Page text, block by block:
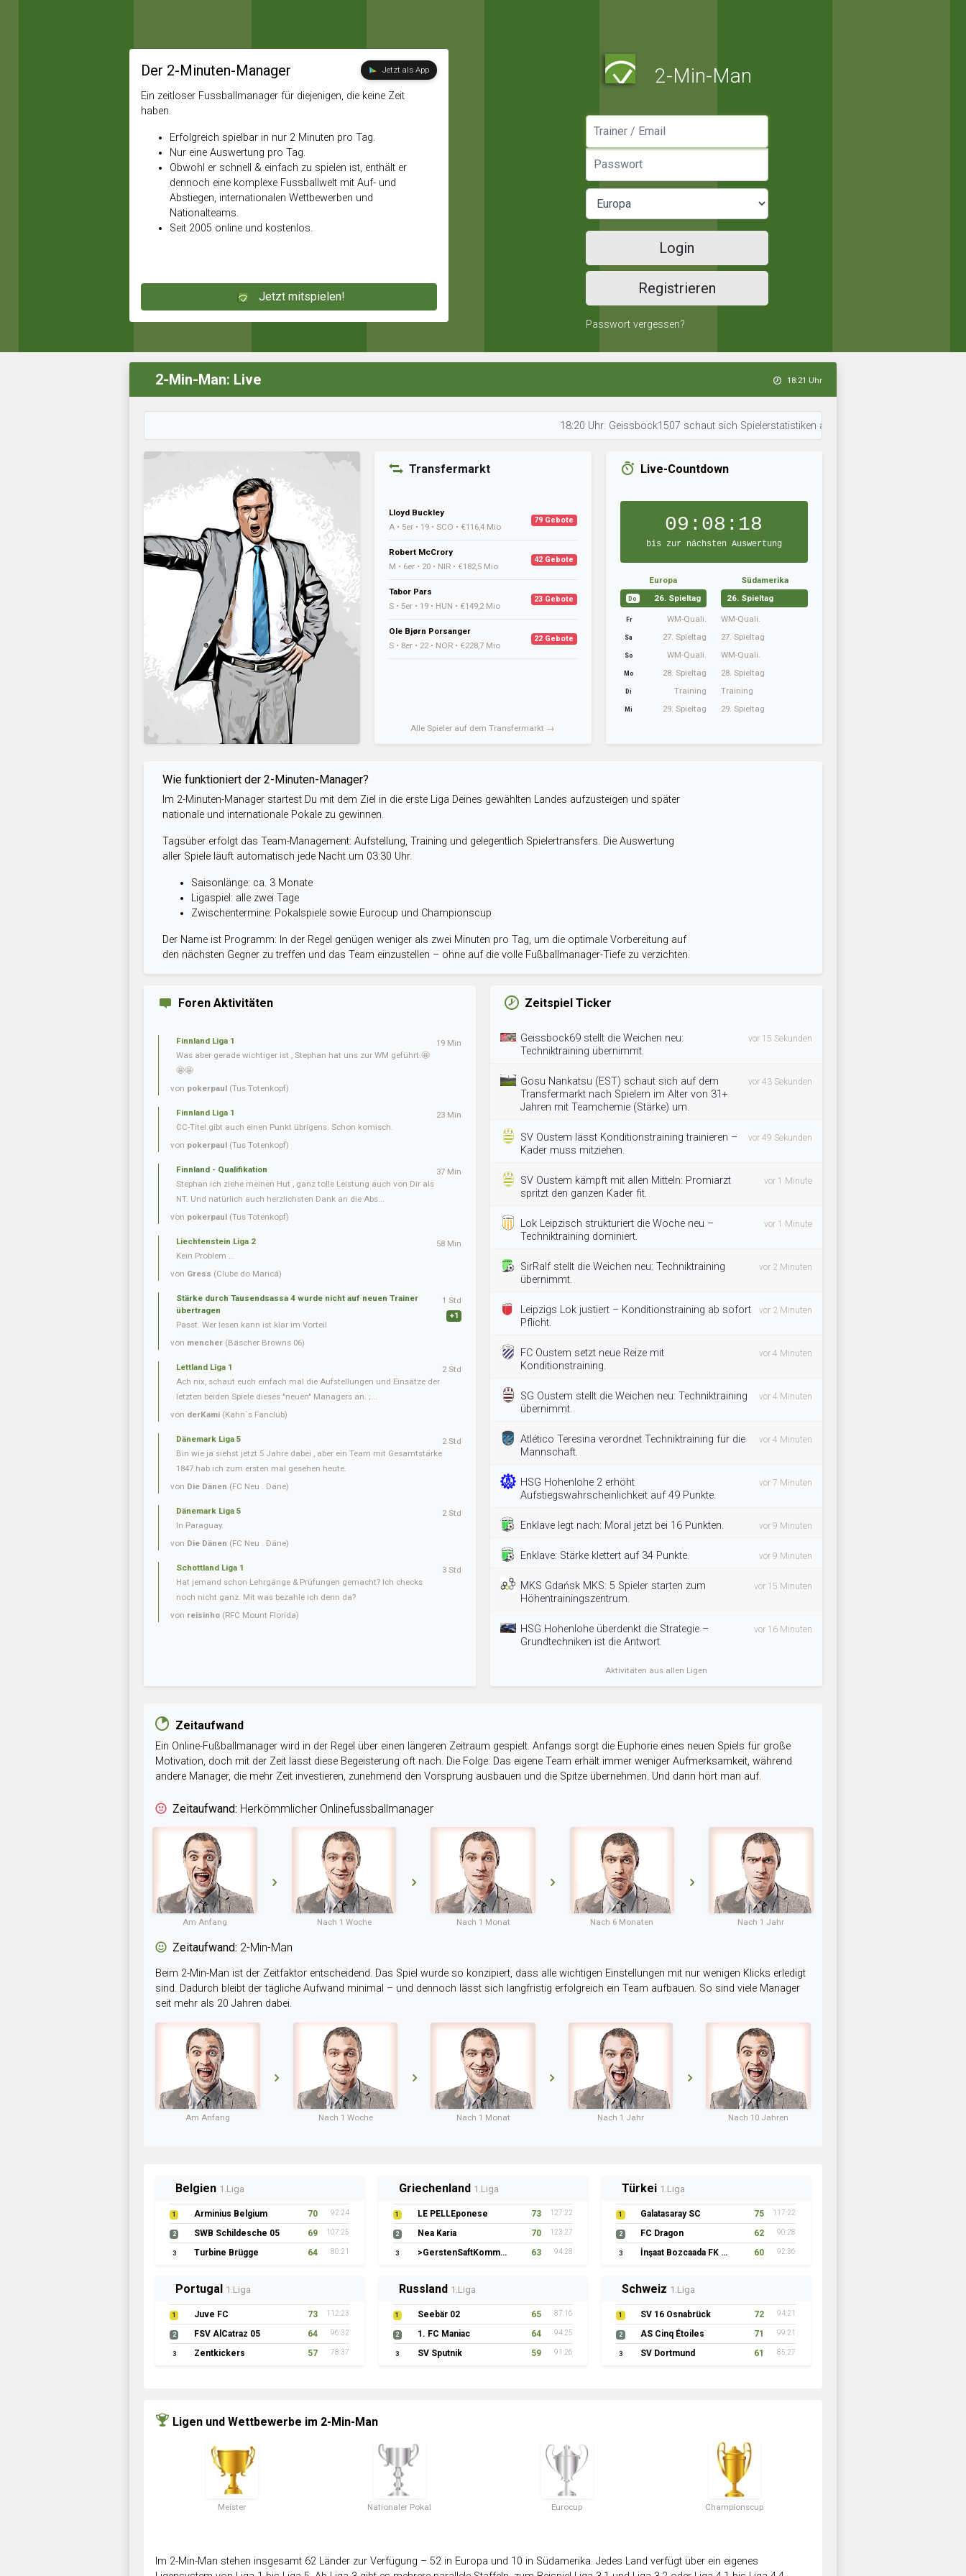
Der 2-Minuten-Manager Jetzt als App
Ein zeitloser Fussballmanager für diejenigen, die keine Zeit
haben.
Erfolgreich spielbar in nur 2 Minuten pro Tag.
Nur eine Auswertung pro Tag.
Obwohl er schnell & einfach zu spielen ist, enthält er
dennoch eine komplexe Fussballwelt mit Auf- und
Abstiegen, internationalen Wettbewerben und
Nationalteams.
Seit 2005 online und kostenlos.
Jetzt mitspielen!
2-Min-Man
Login
Registrieren
Passwort vergessen?
2-Min-Man: Live 18:21 Uhr
18:20 Uhr: Geissbock1507 schaut sich Spielerstatistiken an. • 18:20 Uhr: FC Kiew 2021
Transfermarkt
Lloyd Buckley
A • 5er • 19 • SCO • €116,4 Mio
79 Gebote
Robert McCrory
M • 6er • 20 • NIR • €182,5 Mio
42 Gebote
Tabor Pars
S • 5er • 19 • HUN • €149,2 Mio
23 Gebote
Ole Bjørn Porsanger
S • 8er • 22 • NOR • €228,7 Mio
22 Gebote
Alle Spieler auf dem Transfermarkt →
Live-Countdown
09:08:17
bis zur nächsten Auswertung
Europa
Do 26. Spieltag
Fr WM-Quali.
Sa 27. Spieltag
So WM-Quali.
Mo 28. Spieltag
Di Training
Mi 29. Spieltag
Südamerika
26. Spieltag
WM-Quali.
27. Spieltag
WM-Quali.
28. Spieltag
Training
29. Spieltag
Wie funktioniert der 2-Minuten-Manager?
Im 2-Minuten-Manager startest Du mit dem Ziel in die erste Liga Deines gewählten Landes aufzusteigen und später
nationale und internationale Pokale zu gewinnen.
Tagsüber erfolgt das Team-Management: Aufstellung, Training und gelegentlich Spielertransfers. Die Auswertung
aller Spiele läuft automatisch jede Nacht um 03:30 Uhr.
Saisonlänge: ca. 3 Monate
Ligaspiel: alle zwei Tage
Zwischentermine: Pokalspiele sowie Eurocup und Championscup
Der Name ist Programm: In der Regel genügen weniger als zwei Minuten pro Tag, um die optimale Vorbereitung auf
den nächsten Gegner zu treffen und das Team einzustellen – ohne auf die volle Fußballmanager-Tiefe zu verzichten.
Foren Aktivitäten
Finnland Liga 1
Was aber gerade wichtiger ist , Stephan hat uns zur WM geführt.🤩
🤩🤩
von pokerpaul (Tus Totenkopf)
19 Min
Finnland Liga 1
CC-Titel gibt auch einen Punkt übrigens. Schon komisch.
von pokerpaul (Tus Totenkopf)
23 Min
Finnland - Qualifikation
Stephan ich ziehe meinen Hut , ganz tolle Leistung auch von Dir als
NT. Und natürlich auch herzlichsten Dank an die Abs...
von pokerpaul (Tus Totenkopf)
37 Min
Liechtenstein Liga 2
Kein Problem …
von Gress (Clube do Maricá)
58 Min
Stärke durch Tausendsassa 4 wurde nicht auf neuen Trainer
übertragen
Passt. Wer lesen kann ist klar im Vorteil
von mencher (Bäscher Browns 06)
1 Std
+1
Lettland Liga 1
Ach nix, schaut euch einfach mal die Aufstellungen und Einsätze der
letzten beiden Spiele dieses "neuen" Managers an. ;...
von derKami (Kahn´s Fanclub)
2 Std
Dänemark Liga 5
Bin wie ja siehst jetzt 5 Jahre dabei , aber ein Team mit Gesamtstärke
1847 hab ich zum ersten mal gesehen heute.
von Die Dänen (FC Neu . Däne)
2 Std
Dänemark Liga 5
In Paraguay.
von Die Dänen (FC Neu . Däne)
2 Std
Schottland Liga 1
Hat jemand schon Lehrgänge & Prüfungen gemacht? Ich checks
noch nicht ganz. Mit was bezahle ich denn da?
von reisinho (RFC Mount Florida)
3 Std
Zeitspiel Ticker
Geissbock69 stellt die Weichen neu:
Techniktraining übernimmt.
vor 15 Sekunden
Gosu Nankatsu (EST) schaut sich auf dem
Transfermarkt nach Spielern im Alter von 31+
Jahren mit Teamchemie (Stärke) um.
vor 43 Sekunden
SV Oustem lässt Konditionstraining trainieren –
Kader muss mitziehen.
vor 49 Sekunden
SV Oustem kämpft mit allen Mitteln: Promiarzt
spritzt den ganzen Kader fit.
vor 1 Minute
Lok Leipzisch strukturiert die Woche neu –
Techniktraining dominiert.
vor 1 Minute
SirRalf stellt die Weichen neu: Techniktraining
übernimmt.
vor 2 Minuten
Leipzigs Lok justiert – Konditionstraining ab sofort
Pflicht.
vor 2 Minuten
FC Oustem setzt neue Reize mit
Konditionstraining.
vor 4 Minuten
SG Oustem stellt die Weichen neu: Techniktraining
übernimmt.
vor 4 Minuten
Atlético Teresina verordnet Techniktraining für die
Mannschaft.
vor 4 Minuten
HSG Hohenlohe 2 erhöht
Aufstiegswahrscheinlichkeit auf 49 Punkte.
vor 7 Minuten
Enklave legt nach: Moral jetzt bei 16 Punkten. vor 9 Minuten
Enklave: Stärke klettert auf 34 Punkte. vor 9 Minuten
MKS Gdańsk MKS: 5 Spieler starten zum
Höhentrainingszentrum.
vor 15 Minuten
HSG Hohenlohe überdenkt die Strategie –
Grundtechniken ist die Antwort.
vor 16 Minuten
Aktivitäten aus allen Ligen
Zeitaufwand
Ein Online-Fußballmanager wird in der Regel über einen längeren Zeitraum gespielt. Anfangs sorgt die Euphorie eines neuen Spiels für große
Motivation, doch mit der Zeit lässt diese Begeisterung oft nach. Die Folge: Das eigene Team erhält immer weniger Aufmerksamkeit, während
andere Manager, die mehr Zeit investieren, zunehmend den Vorsprung ausbauen und die Spitze übernehmen. Und dann hört man auf.
Zeitaufwand: Herkömmlicher Onlinefussballmanager
Am Anfang Nach 1 Woche Nach 1 Monat Nach 6 Monaten Nach 1 Jahr
Zeitaufwand: 2-Min-Man
Beim 2-Min-Man ist der Zeitfaktor entscheidend. Das Spiel wurde so konzipiert, dass alle wichtigen Einstellungen mit nur wenigen Klicks erledigt
sind. Dadurch bleibt der tägliche Aufwand minimal – und dennoch lässt sich langfristig erfolgreich ein Team aufbauen. So sind viele Manager
seit mehr als 20 Jahren dabei.
Am Anfang Nach 1 Woche Nach 1 Monat Nach 1 Jahr Nach 10 Jahren
Belgien 1.Liga
1 Arminius Belgium 70 92:24
2 SWB Schildesche 05 69 107:25
3 Turbine Brügge 64 80:21
Griechenland 1.Liga
1 LE PELLEponese 73 127:22
2 Nea Karia 70 123:27
3 >GerstenSaftKommando 63 94:28
Türkei 1.Liga
1 Galatasaray SC 75 117:22
2 FC Dragon 62 90:28
3 İnşaat Bozcaada FK 1957 60 92:36
Portugal 1.Liga
1 Juve FC 73 112:23
2 FSV AlCatraz 05 64 96:32
3 Zentkickers 57 78:37
Russland 1.Liga
1 Seebär 02 65 87:16
2 1. FC Maniac 64 94:25
3 SV Sputnik 59 91:26
Schweiz 1.Liga
1 SV 16 Osnabrück 72 94:21
2 AS Cinq Étoiles 71 99:21
3 SV Dortmund 61 85:27
Ligen und Wettbewerbe im 2-Min-Man
Meister Nationaler Pokal Eurocup Championscup
Im 2-Min-Man stehen insgesamt 62 Länder zur Verfügung – 52 in Europa und 10 in Südamerika. Jedes Land verfügt über ein eigenes